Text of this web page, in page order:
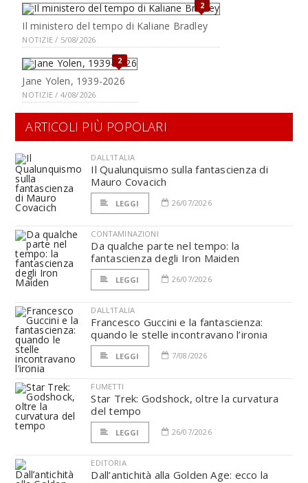
2
Il ministero del tempo di Kaliane Bradley
NOTIZIE / 5/08/2026
2
Jane Yolen, 1939-2026
NOTIZIE / 4/08/2026
ARTICOLI PIÙ POPOLARI
DALL'ITALIA
Il Qualunquismo sulla fantascienza di
Mauro Covacich
LEGGI 26/07/2026
CONTAMINAZIONI
Da qualche parte nel tempo: la
fantascienza degli Iron Maiden
LEGGI 26/07/2026
DALL'ITALIA
Francesco Guccini e la fantascienza:
quando le stelle incontravano l’ironia
LEGGI 7/08/2026
FUMETTI
Star Trek: Godshock, oltre la curvatura
del tempo
LEGGI 26/07/2026
EDITORIA
Dall’antichità alla Golden Age: ecco la